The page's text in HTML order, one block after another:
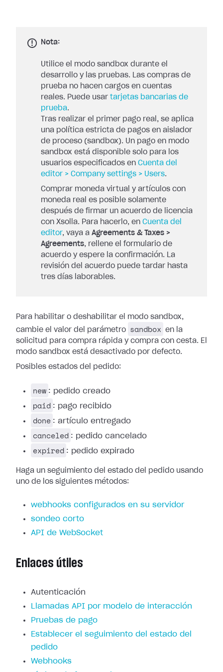
Nota:
Utilice el modo sandbox durante el
desarrollo y las pruebas. Las compras de
prueba no hacen cargos en cuentas
reales. Puede usar tarjetas bancarias de
prueba.
Tras realizar el primer pago real, se aplica
una política estricta de pagos en aislador
de proceso (sandbox). Un pago en modo
sandbox está disponible solo para los
usuarios especificados en Cuenta del
editor > Company settings > Users.
Comprar moneda virtual y artículos con
moneda real es posible solamente
después de firmar un acuerdo de licencia
con Xsolla. Para hacerlo, en Cuenta del
editor, vaya a Agreements & Taxes >
Agreements, rellene el formulario de
acuerdo y espere la confirmación. La
revisión del acuerdo puede tardar hasta
tres días laborables.
Para habilitar o deshabilitar el modo sandbox,
cambie el valor del parámetro
sandbox
en la
solicitud para compra rápida y compra con cesta. El
modo sandbox está desactivado por defecto.
Posibles estados del pedido:
new : pedido creado
paid : pago recibido
done : artículo entregado
canceled : pedido cancelado
expired : pedido expirado
Haga un seguimiento del estado del pedido usando
uno de los siguientes métodos:
webhooks configurados en su servidor
sondeo corto
API de WebSocket
Enlaces útiles
Autenticación
Llamadas API por modelo de interacción
Pruebas de pago
Establecer el seguimiento del estado del
pedido
Webhooks